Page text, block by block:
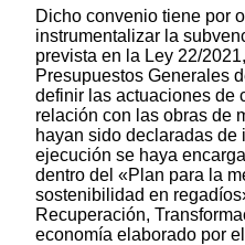
Dicho convenio tiene por
instrumentalizar la
prevista en la Ley 22/
Presupuestos Generales
definir las actuaciones de
relación con las obras de
hayan sido declaradas de
ejecución se haya
dentro del «Plan para la
sostenibilidad en
Recuperación,
economía elaborado por